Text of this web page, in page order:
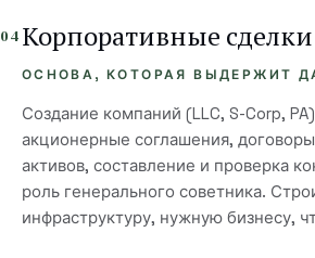
04 Корпоративные сделки
ОСНОВА, КОТОРАЯ ВЫДЕРЖИТ
Создание компаний (LLC, S-Corp,
акционерные соглашения,
активов, составление и проверка
роль генерального советника.
инфраструктуру, нужную бизнесу,